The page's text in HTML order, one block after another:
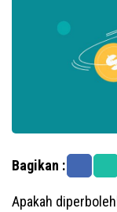
Bagikan :
Apakah